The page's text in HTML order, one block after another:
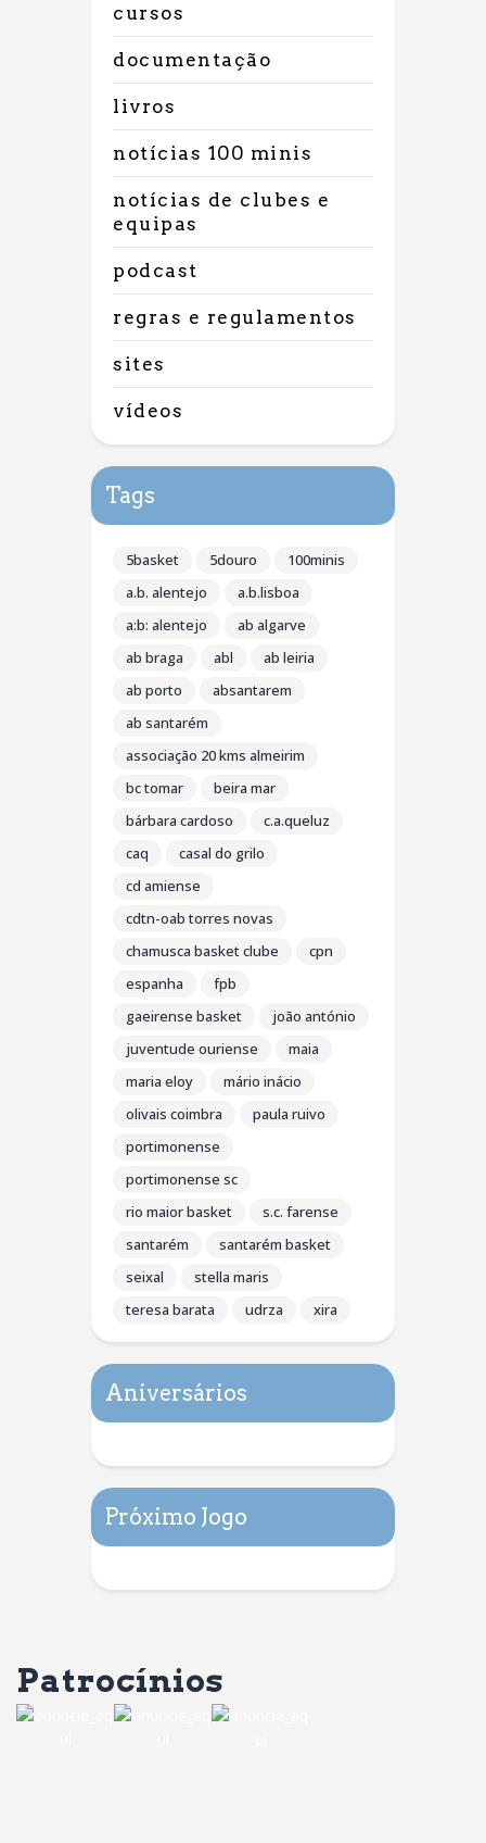
cursos
documentação
livros
notícias 100 minis
notícias de clubes e
equipas
podcast
regras e regulamentos
sites
vídeos
Tags
5basket 5douro
100minis
a.b. alentejo
a.b.lisboa
a:b: alentejo
ab algarve
ab braga
abl
ab leiria
ab porto
absantarem
ab santarém
associação 20 kms almeirim
bc tomar
beira mar
bárbara cardoso
c.a.queluz
caq
casal do grilo
cd amiense
cdtn-oab torres novas
chamusca basket clube
cpn
espanha
fpb
gaeirense basket
joão antónio
juventude ouriense
maia
maria eloy
mário inácio
olivais coimbra
paula ruivo
portimonense
portimonense sc
rio maior basket
s.c. farense
santarém
santarém basket
seixal
stella maris
teresa barata
udrza xira
Aniversários
Próximo Jogo
Patrocínios